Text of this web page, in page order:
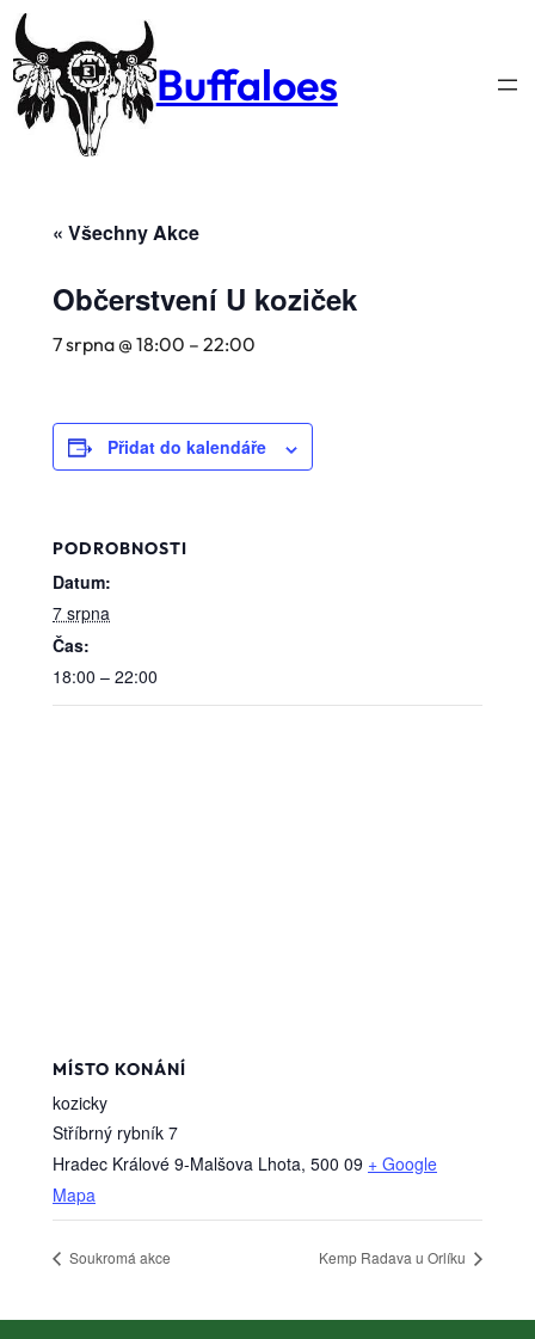
Buffaloes
« Všechny Akce
Občerstvení U koziček
7 srpna @ 18:00 – 22:00
Přidat do kalendáře
PODROBNOSTI
Datum:
7 srpna
Čas:
18:00 – 22:00
MÍSTO KONÁNÍ
kozicky
Stříbrný rybník 7
Hradec Králové 9-Malšova Lhota, 500 09 + Google
Mapa
Soukromá akce Kemp Radava u Orlíku